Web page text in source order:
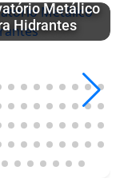
Metálico
Hidrantes